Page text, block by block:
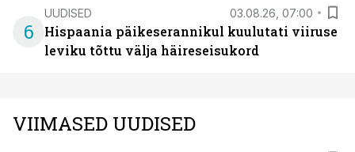
6
UUDISED 03.08.26, 07:00
Hispaania päikeserannikul kuulutati viiruse
leviku tõttu välja häireseisukord
VIIMASED UUDISED